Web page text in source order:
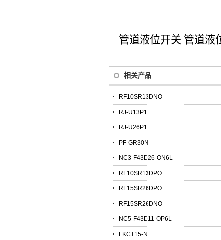
管道液位开关 管道液
相关产品
RF10SR13DNO
RJ-U13P1
RJ-U26P1
PF-GR30N
NC3-F43D26-ON6L
RF10SR13DPO
RF15SR26DPO
RF15SR26DNO
NC5-F43D11-OP6L
FKCT15-N